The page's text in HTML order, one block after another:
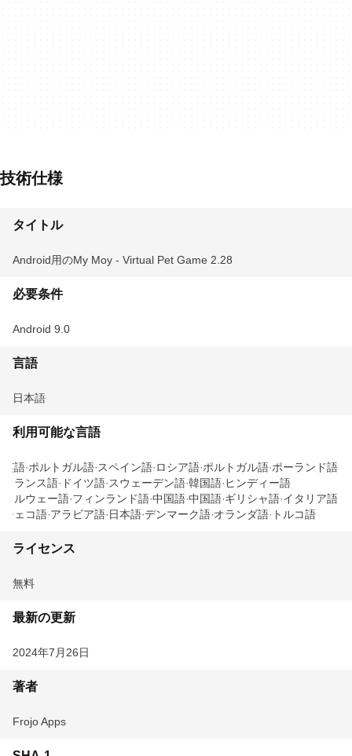
技術仕様
タイトル
Android用のMy Moy - Virtual Pet Game 2.28
必要条件
Android 9.0
言語
日本語
利用可能な言語
英語 ポルトガル語 スペイン語 ロシア語 ポルトガル語 ポーランド語
フランス語 ドイツ語 スウェーデン語 韓国語 ヒンディー語
ノルウェー語 フィンランド語 中国語 中国語 ギリシャ語 イタリア語
チェコ語 アラビア語 日本語 デンマーク語 オランダ語 トルコ語
ライセンス
無料
最新の更新
2024年7月26日
著者
Frojo Apps